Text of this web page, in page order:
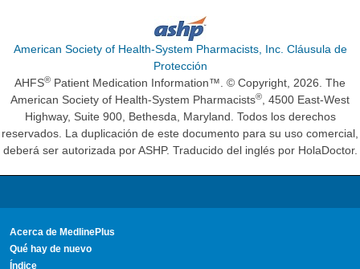
American Society of Health-System Pharmacists, Inc. Cláusula de
Protección
AHFS® Patient Medication Information™. © Copyright, 2026. The
American Society of Health-System Pharmacists®, 4500 East-West
Highway, Suite 900, Bethesda, Maryland. Todos los derechos
reservados. La duplicación de este documento para su uso comercial,
deberá ser autorizada por ASHP. Traducido del inglés por HolaDoctor.
Acerca de MedlinePlus
Qué hay de nuevo
Índice